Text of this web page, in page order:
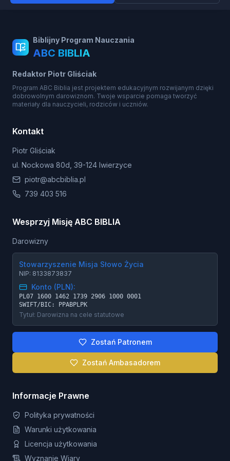
Biblijny Program Nauczania
ABC BIBLIA
Redaktor Piotr Gliściak
Program ABC Biblia jest projektem edukacyjnym rozwijanym dzięki
dobrowolnym darowiznom. Twoje wsparcie pomaga tworzyć
materiały dla nauczycieli, rodziców i uczniów.
Kontakt
Piotr Gliściak
ul. Nockowa 80d, 39-124 Iwierzyce
piotr@abcbiblia.pl
739 403 516
Wesprzyj Misję ABC BIBLIA
Darowizny
Stowarzyszenie Misja Słowo Życia
NIP: 8133873837
Konto (PLN):
PL07 1600 1462 1739 2906 1000 0001
SWIFT/BIC: PPABPLPK
Tytuł: Darowizna na cele statutowe
Zostań Patronem
Zostań Ambasadorem
Informacje Prawne
Polityka prywatności
Warunki użytkowania
Licencja użytkowania
Wyznanie Wiary